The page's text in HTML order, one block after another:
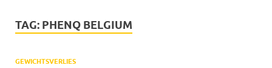
TAG: PHENQ BELGIUM
GEWICHTSVERLIES